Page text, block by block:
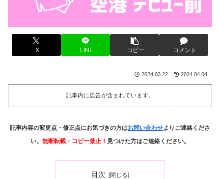
X LINE コピー コメント
2024.03.22 2024.04.04
記事内に広告が含まれています。
記事内容の変更点・修正点にお気づきの方はお問い合わせよりご連絡くださ
い。 無断転載・コピー禁止！ 見つけた方はご連絡ください。
目次